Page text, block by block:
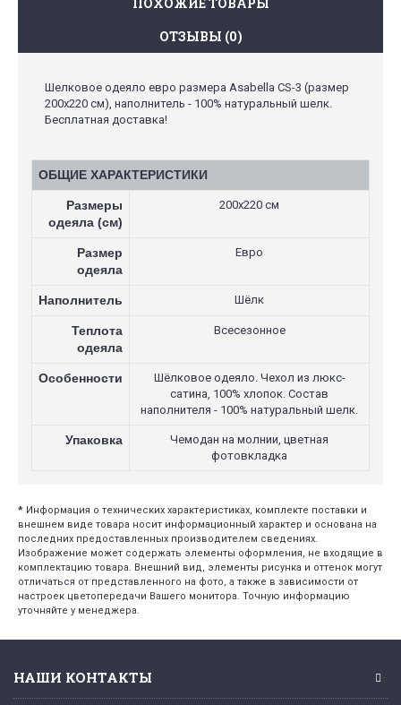
ОТЗЫВЫ (0)
Шелковое одеяло евро размера Asabella CS-3 (размер
200х220 см), наполнитель - 100% натуральный шелк.
Бесплатная доставка!
ОБЩИЕ ХАРАКТЕРИСТИКИ
Размеры
одеяла (см)
200х220 см
Размер
одеяла
Евро
Наполнитель Шёлк
Теплота
одеяла
Всесезонное
Особенности
Шёлковое одеяло. Чехол из люкс-
сатина, 100% хлопок. Состав
наполнителя - 100% натуральный шелк.
Упаковка
Чемодан на молнии, цветная
фотовкладка
* Информация о технических характеристиках, комплекте поставки и
внешнем виде товара носит информационный характер и основана на
последних предоставленных производителем сведениях.
Изображение может содержать элементы оформления, не входящие в
комплектацию товара. Внешний вид, элементы рисунка и оттенок могут
отличаться от представленного на фото, а также в зависимости от
настроек цветопередачи Вашего монитора. Точную информацию
уточняйте у менеджера.
НАШИ КОНТАКТЫ